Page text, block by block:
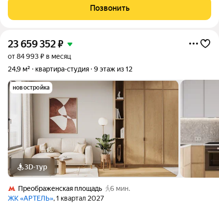
удаленке - Инвесторов, рассчитывающих по постоянный
пассивный доход Безопасность -
Позвонить
23 659 352₽
от 84 993 ₽ в месяц
24,9 м²
квартира-студия 9 этаж из 12
новостройка
3D-тур
Преображенская площадь
6 мин.
ЖК «АРТЕЛЬ», 1 квартал 2027